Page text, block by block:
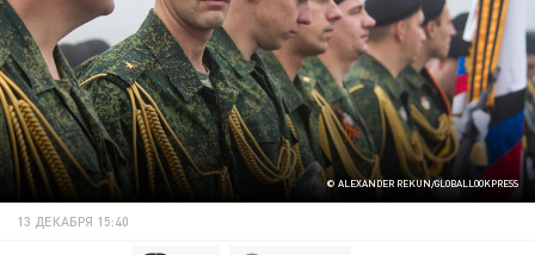
© ALEXANDER REKUN/GLOBALLOOKPRESS
13 ДЕКАБРЯ 15:40